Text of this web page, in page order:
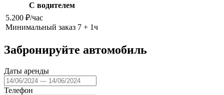
С водителем
5.200 ₽/час
Минимальный заказ 7 + 1ч
Забронируйте автомобиль
Даты аренды
Телефон